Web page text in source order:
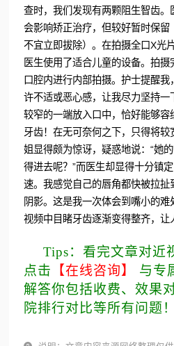
查时，我们发现有两颗阻生智齿
会影响矫正治疗，但较好暂时保留
不宜立即拔除）。在拍摄全口X光
医生使用了适合儿童的设备。拍
口腔内进行内部拍摄。护士提醒
许不适或恶心感，让我尽力坚持
较窄的一端放入口中，恰好能够
牙齿！在无可奈何之下，只得将较
姐显得颇为惊讶，疑惑地说：“她
得进去呢？”而医生却显得十分镇
速。我感觉自己的唇角都快被拉
阴影。这是我一次体会到嘴小的
视频中目睹牙齿逐渐变得整齐，让
Tips：看完文章对近
点击 【在线咨询】
与专
解答你包括收费、效果
院排行对比等所有问题！